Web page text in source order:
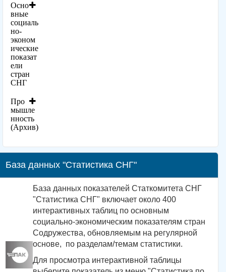
Осно
вные
социаль
но-
эконом
ические
показат
ели
стран
СНГ
Про
мышле
нность
(Архив)
База данных "Статистика СНГ"
База данных показателей Статкомитета СНГ
"Статистика СНГ" включает около 400
интерактивных таблиц по основным
социально-экономическим показателям стран
Содружества, обновляемым на регулярной
основе, по разделам/темам статистики.
Для просмотра интерактивной таблицы